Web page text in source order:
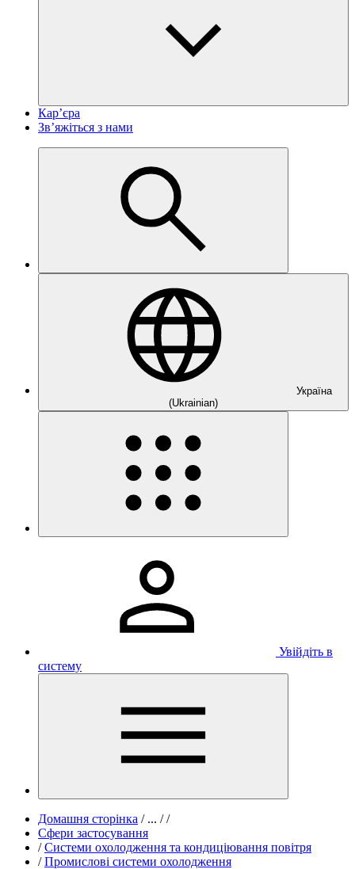
Кар’єра
Зв’яжіться з нами
Україна
(Ukrainian)
Увійдіть в
систему
Домашня сторінка /... / /
Сфери застосування
/ Системи охолодження та кондиціювання повітря
/ Промислові системи охолодження